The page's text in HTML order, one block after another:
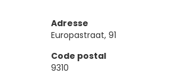
Adresse
Europastraat, 91
Code postal
9310